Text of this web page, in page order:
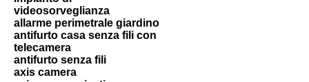
videosorveglianza
allarme perimetrale giardino
antifurto casa senza fili con
telecamera
antifurto senza fili
axis camera